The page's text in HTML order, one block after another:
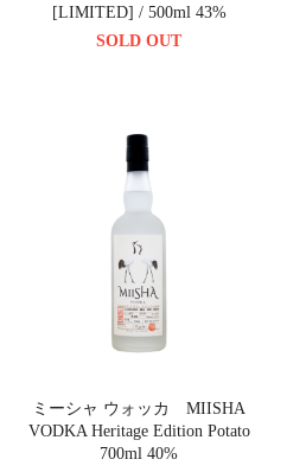
[LIMITED] / 500ml 43%
SOLD OUT
ミーシャ ウォッカ MIISHA
VODKA Heritage Edition Potato
700ml 40%